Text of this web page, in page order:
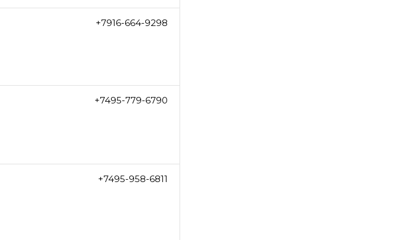
+7916-664-9298
+7495-779-6790
+7495-958-6811